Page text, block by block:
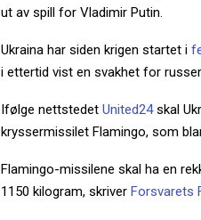
ut av spill for Vladimir Putin.
Ukraina har siden krigen startet i
i ettertid vist en svakhet for
Ifølge nettstedet United24skal
kryssermissilet Flamingo, som
Flamingo-missilene skal ha en
1150 kilogram, skriver Forsvarets